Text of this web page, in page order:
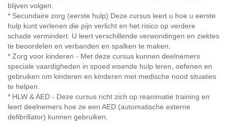
blijven volgen.
* Secundaire zorg (eerste hulp) Deze cursus leert u hoe u eerste
hulp kunt verlenen die pijn verlicht en het risico op verdere
schade vermindert. U leert verschillende verwondingen en ziektes
te beoordelen en verbanden en spalken te maken.
* Zorg voor kinderen - Met deze cursus kunnen deelnemers
speciale vaardigheden in spoed eisende hulp leren, oefenen en
gebruiken om kinderen en kinderen met medische nood situaties
te helpen.
* HLW & AED - Deze cursus richt zich op reanimatie training en
leert deelnemers hoe ze een AED (automatische externe
defibrillator) kunnen gebruiken.